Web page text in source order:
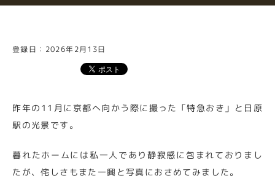
登録日：2026年2月13日
昨年の11月に京都へ向かう際に撮った「特急おき」と日原
駅の光景です。
暮れたホームには私一人であり静寂感に包まれておりまし
たが、侘しさもまた一興と写真におさめてみました。